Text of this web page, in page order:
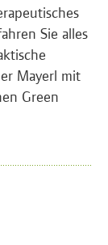
Sie alles
Mayerl mit
Green